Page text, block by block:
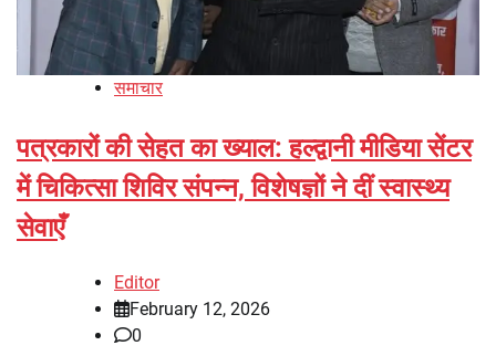
समाचार
पत्रकारों की सेहत का ख्याल: हल्द्वानी मीडिया सेंटर
में चिकित्सा शिविर संपन्न, विशेषज्ञों ने दीं स्वास्थ्य
सेवाएँ
Editor
February 12, 2026
0